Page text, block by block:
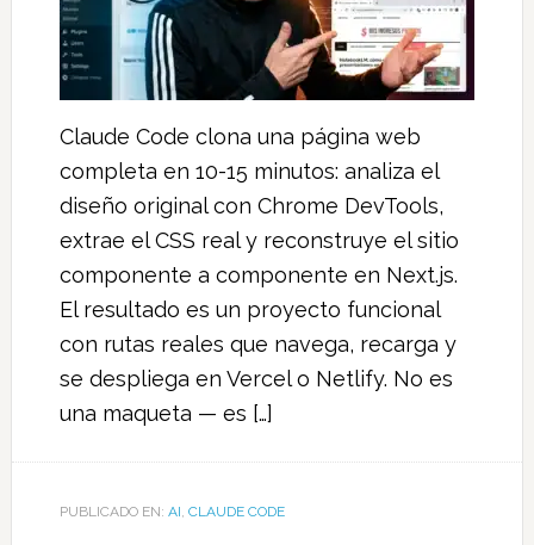
Claude Code clona una página web
completa en 10-15 minutos: analiza el
diseño original con Chrome DevTools,
extrae el CSS real y reconstruye el sitio
componente a componente en Next.js.
El resultado es un proyecto funcional
con rutas reales que navega, recarga y
se despliega en Vercel o Netlify. No es
una maqueta — es […]
PUBLICADO EN: AI, CLAUDE CODE